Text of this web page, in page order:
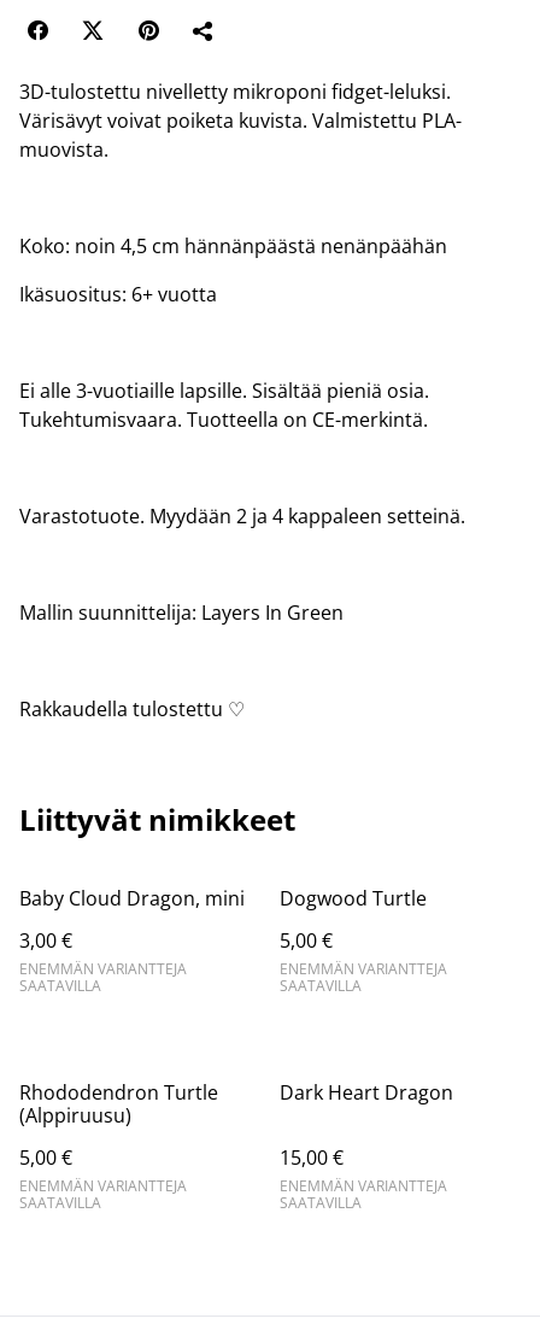
3D-tulostettu nivelletty mikroponi fidget-leluksi.
Värisävyt voivat poiketa kuvista. Valmistettu PLA-
muovista.
Koko: noin 4,5 cm hännänpäästä nenänpäähän
Ikäsuositus: 6+ vuotta
Ei alle 3-vuotiaille lapsille. Sisältää pieniä osia.
Tukehtumisvaara. Tuotteella on CE-merkintä.
Varastotuote. Myydään 2 ja 4 kappaleen setteinä.
Mallin suunnittelija: Layers In Green
Rakkaudella tulostettu ♡
Liittyvät nimikkeet
Baby Cloud Dragon, mini
3,00 €
ENEMMÄN VARIANTTEJA
SAATAVILLA
Dogwood Turtle
5,00 €
ENEMMÄN VARIANTTEJA
SAATAVILLA
Rhododendron Turtle
(Alppiruusu)
5,00 €
ENEMMÄN VARIANTTEJA
SAATAVILLA
Dark Heart Dragon
15,00 €
ENEMMÄN VARIANTTEJA
SAATAVILLA